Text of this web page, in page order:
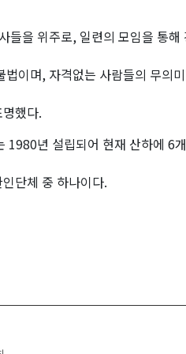
들을 위주로, 일련의 모임을 통
이며, 자격없는 사람들의 무의
했다.
1980년 설립되어 현재 산하에 6
단체 중 하나이다.